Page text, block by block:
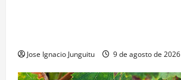
Jose Ignacio Junguitu 9 de agosto de 2026